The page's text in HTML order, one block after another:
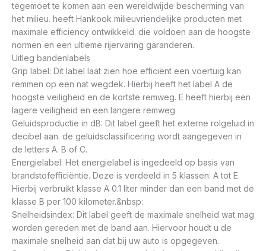
tegemoet te komen aan een wereldwijde bescherming van
het milieu. heeft Hankook milieuvriendelijke producten met
maximale efficiency ontwikkeld. die voldoen aan de hoogste
normen en een ultieme rijervaring garanderen.
Uitleg bandenlabels
Grip label: Dit label laat zien hoe efficiënt een voertuig kan
remmen op een nat wegdek. Hierbij heeft het label A de
hoogste veiligheid en de kortste remweg. E heeft hierbij een
lagere veiligheid en een langere remweg
Geluidsproductie in dB: Dit label geeft het externe rolgeluid in
decibel aan. de geluidsclassificering wordt aangegeven in
de letters A. B of C.
Energielabel: Het energielabel is ingedeeld op basis van
brandstofefficiëntie. Deze is verdeeld in 5 klassen: A tot E.
Hierbij verbruikt klasse A 0.1 liter minder dan een band met de
klasse B per 100 kilometer.&nbsp:
Snelheidsindex: Dit label geeft de maximale snelheid wat mag
worden gereden met de band aan. Hiervoor houdt u de
maximale snelheid aan dat bij uw auto is opgegeven.